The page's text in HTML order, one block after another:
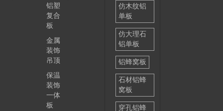
铝塑
复合
板
金属
装饰
吊顶
保温
装饰
一体
板
仿木纹铝
单板
仿大理石
铝单板
铝蜂窝板
石材铝蜂
窝板
穿孔铝蜂